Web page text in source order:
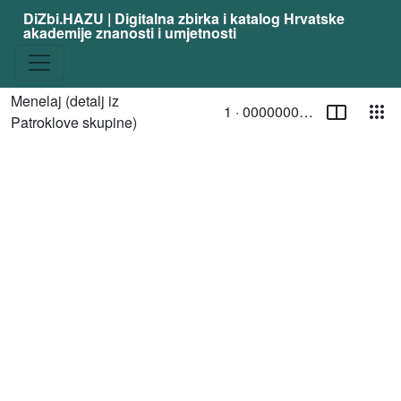
DiZbi.HAZU | Digitalna zbirka i katalog Hrvatske
akademije znanosti i umjetnosti
Menelaj (detalj iz
Patroklove skupine)
StranicaTrenutna stranica
1 · 00000002023
/ Toggle page select